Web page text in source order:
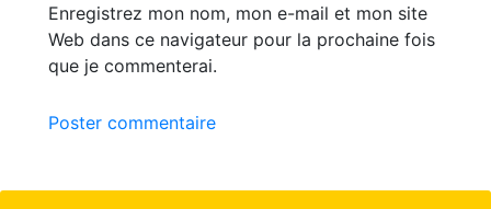
Enregistrez mon nom, mon e-mail et mon site
Web dans ce navigateur pour la prochaine fois
que je commenterai.
Poster commentaire